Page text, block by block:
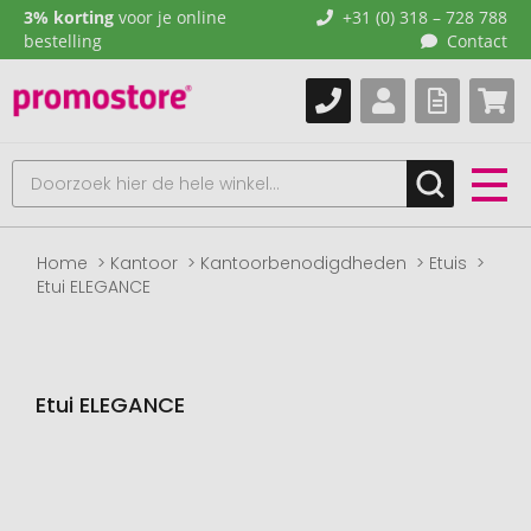
3% korting voor je online
bestelling
+31 (0) 318 – 728 788
Contact
Home Kantoor Kantoorbenodigdheden
Etuis
Etui ELEGANCE
Etui ELEGANCE